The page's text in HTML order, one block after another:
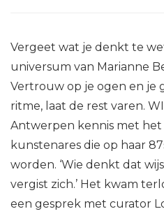
Vergeet wat je denkt te
universum van Marianne
Vertrouw op je ogen en je
ritme, laat de rest varen.
Antwerpen kennis met het
kunstenares die op haar
worden. ‘Wie denkt dat
vergist zich.’ Het kwam
een gesprek met curator